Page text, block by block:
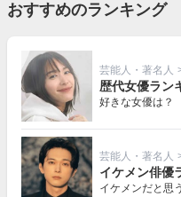
おすすめのランキング
芸能人・著名人
歴代女優ラン
好きな女優は？
芸能人・著名人
イケメン俳優
イケメンだと思